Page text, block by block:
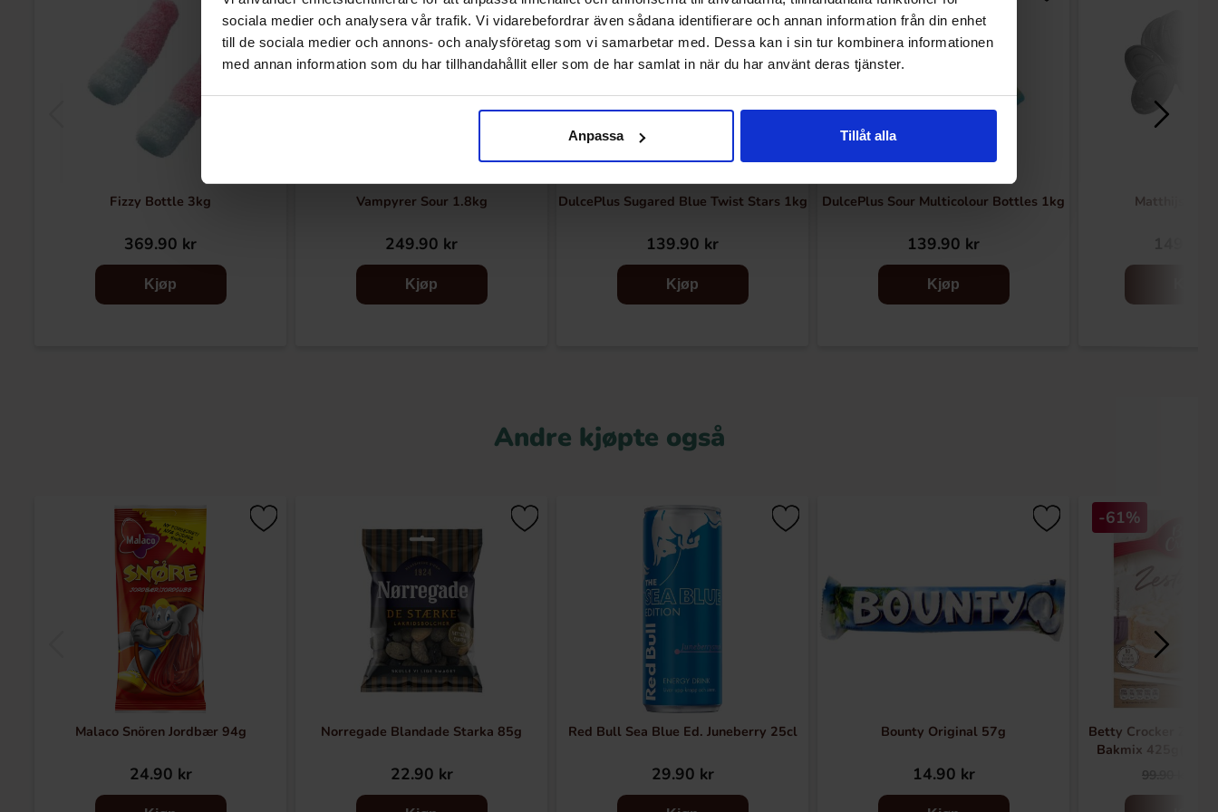
sociala medier och analysera vår trafik. Vi vidarebefordrar även sådana identifierare och annan information från din enhet
till de sociala medier och annons- och analysföretag som vi samarbetar med. Dessa kan i sin tur kombinera informationen
med annan information som du har tillhandahållit eller som de har samlat in när du har använt deras tjänster.
Anpassa Tillåt alla
Fizzy Bottle 3kg
369.90 kr
Kjøp
Vampyrer Sour 1.8kg
249.90 kr
Kjøp
DulcePlus Sugared Blue Twist Stars 1kg
139.90 kr
Kjøp
DulcePlus Sour Multicolour Bottles 1kg
139.90 kr
Kjøp
Matthijs
Andre kjøpte også
Malaco Snören Jordbær 94g
24.90 kr
Norregade Blandade Starka 85g
22.90 kr
Red Bull Sea Blue Ed. Juneberry 25cl
29.90 kr
Bounty Original 57g
14.90 kr
-61%
Betty Crocker Zesty
Bakmix
99.90 kr